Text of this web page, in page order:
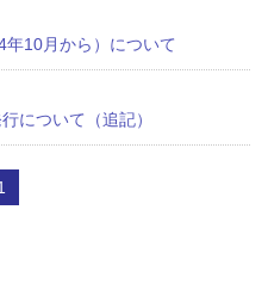
年10月から）について
について（追記）